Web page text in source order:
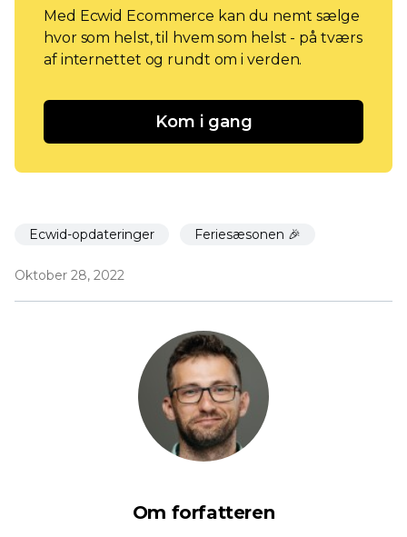
Med Ecwid Ecommerce kan du nemt sælge
hvor som helst, til hvem som helst - på tværs
af internettet og rundt om i verden.
Kom i gang
Ecwid-opdateringer Feriesæsonen 🎉
Oktober 28, 2022
Om forfatteren